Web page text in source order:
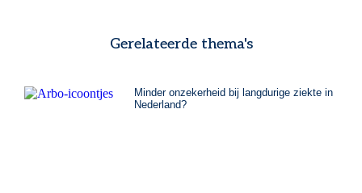
Gerelateerde thema's
Minder onzekerheid bij langdurige ziekte in
Nederland?